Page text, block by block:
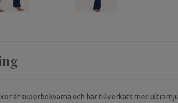
är superbekväma och har tillverkats med